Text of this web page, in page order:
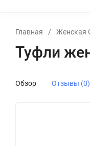
Главная / Женская
Туфли
Обзор Отзывы (0)